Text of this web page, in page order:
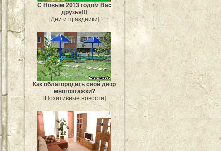
С Новым 2013 годом Вас
друзья!!!
[Дни и праздники]
Как облагородить свой двор
многоэтажки?
[Позитивные новости]